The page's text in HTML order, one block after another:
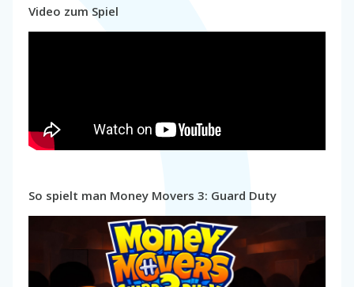
Video zum Spiel
So spielt man Money Movers 3: Guard Duty